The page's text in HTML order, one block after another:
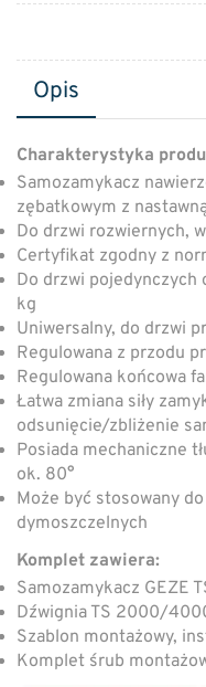
Opis
Charakterystyka
Samozamykacz
zębatkowym z
Do drzwi rozwiernych,
Certyfikat zgodny z
Do drzwi pojedynczych
kg
Uniwersalny, do drzwi
Regulowana z przodu
Regulowana końcowa
Łatwa zmiana siły
odsunięcie/zbliżenie
Posiada mechaniczne
ok. 80°
Może być stosowany
dymoszczelnych
Komplet zawiera:
Samozamykacz GEZE
Dźwignia TS 2000/
Szablon montażowy,
Komplet śrub